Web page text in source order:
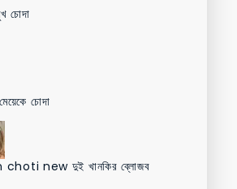
চোদা
চোদা
new দুই খানকির ব্লোজব